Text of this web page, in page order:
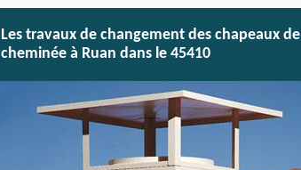
Les travaux de changement des chapeaux de
cheminée à Ruan dans le 45410